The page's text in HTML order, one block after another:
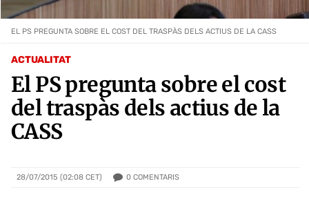
ACTUALITAT
El PS pregunta sobre el cost
del traspàs dels actius de la
CASS
28/07/2015 (02:08 CET) 0 COMENTARIS
EL PS PREGUNTA SOBRE EL COST DEL TRASPÀS DELS ACTIUS DE LA CASS